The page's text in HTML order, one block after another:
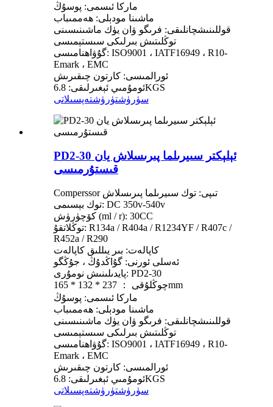
ماركا ئىسمى: پوسۇڭ
ماشىنا مودېلى: ھەممىباب
قوللىنىشچانلىقى: فرىگو ۋان يۈك ماشىنىسىنى
توڭلىتىش بىرلىكى سىستېمىسى
گۇۋاھنامىسى: ISO9001 ، IATF16949 ، R10-
Emark ، EMC
ئورالمىسى: كارتون چىقىرىش
ئومۇمىي ئېغىرلىقى: 6.8KGS
سۈرۈشتۈرۈشتەپسىلاتى
PD2-30 ئېلېكتر سىيرىلما پىرىسلاش يان
قىستۇرمىسى
Comperssor تىپى: توك سىيرىلما پىرىسلاش
توك بېسىمى: DC 350v-540v
كۆچۈرۈش (ml / r): 30CC
توڭلاتقۇ: R134a / R404a / R1234YF / R407c /
R452a / R290
كاپالەت: بىر يىللىق كاپالەت
ئەسلى ئورنى: گۇاڭدۇڭ ، جۇڭگو
پايدىلىنىش نومۇرى: PD2-30
چوڭلۇقى ： 237 * 132 * 165mm
ماركا ئىسمى: پوسۇڭ
ماشىنا مودېلى: ھەممىباب
قوللىنىشچانلىقى: فرىگو ۋان يۈك ماشىنىسىنى
توڭلىتىش بىرلىكى سىستېمىسى
گۇۋاھنامىسى: ISO9001 ، IATF16949 ، R10-
Emark ، EMC
ئورالمىسى: كارتون چىقىرىش
ئومۇمىي ئېغىرلىقى: 6.8KGS
سۈرۈشتۈرۈشتەپسىلاتى